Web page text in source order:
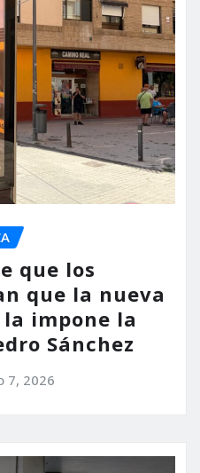
que los
que la nueva
impone la
Sánchez
7, 2026